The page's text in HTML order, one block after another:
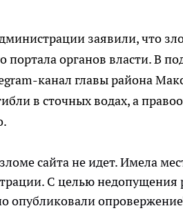
заявили, что
портала органов власти. В
канал главы района
в сточных водах, а
сайта не идет. Имела
С целью
опубликовали